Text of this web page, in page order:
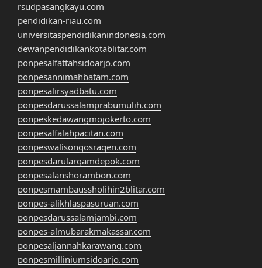
rsudpasangkayu.com
pendidikan-riau.com
universitaspendidikanindonesia.com
dewanpendidikankotablitar.com
ponpesalfattahsidoarjo.com
ponpesannimahbatam.com
ponpesalirsyadbatu.com
ponpesdarussalamprabumulih.com
ponpeskedawangmojokerto.com
ponpesalfalahpacitan.com
ponpeswalisongosragen.com
ponpesdarularqamdepok.com
ponpesalanshorambon.com
ponpesmambaussholihin2blitar.com
ponpes-alikhlaspasuruan.com
ponpesdarussalamjambi.com
ponpes-almubarakmakassar.com
ponpesaljannahkarawang.com
ponpesmilliniumsidoarjo.com